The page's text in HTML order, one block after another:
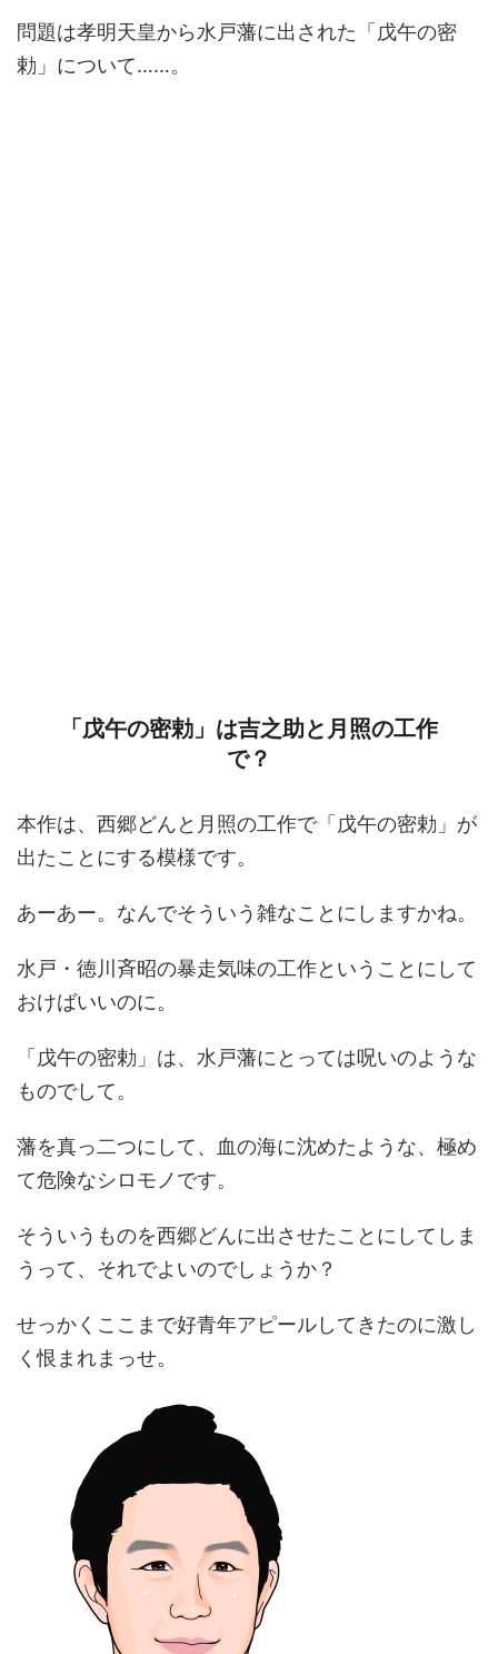
問題は孝明天皇から水戸藩に出された「戊午の密
勅」について……。
「戊午の密勅」は吉之助と月照の工作
で？
本作は、西郷どんと月照の工作で「戊午の密勅」が
出たことにする模様です。
あーあー。なんでそういう雑なことにしますかね。
水戸・徳川斉昭の暴走気味の工作ということにして
おけばいいのに。
「戊午の密勅」は、水戸藩にとっては呪いのような
ものでして。
藩を真っ二つにして、血の海に沈めたような、極め
て危険なシロモノです。
そういうものを西郷どんに出させたことにしてしま
うって、それでよいのでしょうか？
せっかくここまで好青年アピールしてきたのに激し
く恨まれまっせ。